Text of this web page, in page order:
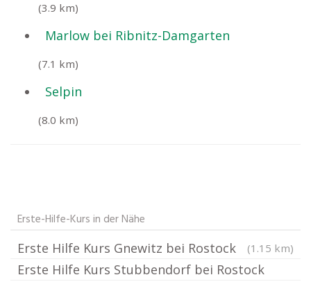
(3.9 km)
Marlow bei Ribnitz-Damgarten
(7.1 km)
Selpin
(8.0 km)
Erste-Hilfe-Kurs in der Nähe
Erste Hilfe Kurs Gnewitz bei Rostock (1.15 km)
Erste Hilfe Kurs Stubbendorf bei Rostock